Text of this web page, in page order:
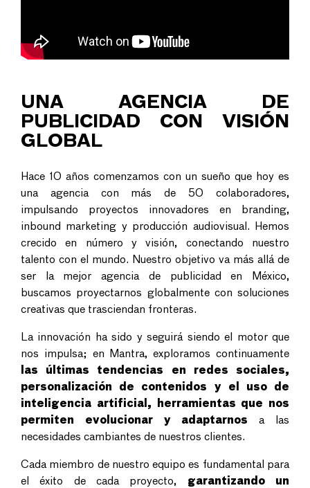
UNA AGENCIA DE
PUBLICIDAD
CON VISIÓN
GLOBAL
Hace 10 años comenzamos con un sueño que hoy es
una agencia con más de 50 colaboradores,
impulsando proyectos innovadores en branding,
inbound marketing y producción audiovisual. Hemos
crecido en número y visión, conectando nuestro
talento con el mundo. Nuestro objetivo va más allá de
ser la mejor agencia de publicidad en México,
buscamos proyectarnos globalmente con soluciones
creativas que trasciendan fronteras.
La innovación ha sido y seguirá siendo el motor que
nos impulsa; en Mantra, exploramos continuamente
las últimas tendencias en redes sociales,
personalización de contenidos y el uso de
inteligencia artificial, herramientas que nos
permiten evolucionar y adaptarnosa las
necesidades cambiantes de nuestros clientes.
Cada miembro de nuestro equipo es fundamental para
el éxito de cada proyecto, garantizando un